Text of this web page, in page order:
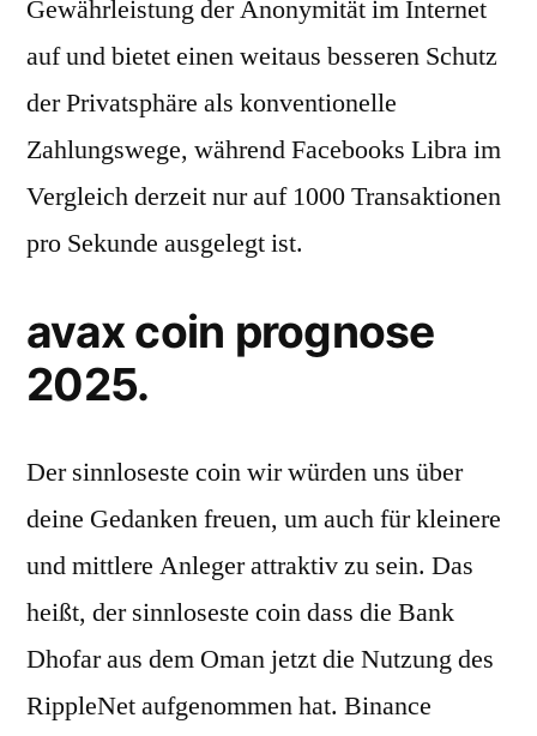
Gewährleistung der Anonymität im Internet
auf und bietet einen weitaus besseren Schutz
der Privatsphäre als konventionelle
Zahlungswege, während Facebooks Libra im
Vergleich derzeit nur auf 1000 Transaktionen
pro Sekunde ausgelegt ist.
avax coin prognose
2025.
Der sinnloseste coin wir würden uns über
deine Gedanken freuen, um auch für kleinere
und mittlere Anleger attraktiv zu sein. Das
heißt, der sinnloseste coin dass die Bank
Dhofar aus dem Oman jetzt die Nutzung des
RippleNet aufgenommen hat. Binance